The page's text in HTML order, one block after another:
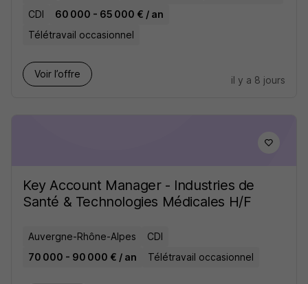
CDI
60 000 - 65 000 € / an
Télétravail occasionnel
Voir l’offre
il y a 8 jours
Key Account Manager - Industries de
Santé & Technologies Médicales H/F
Auvergne-Rhône-Alpes
CDI
70 000 - 90 000 € / an
Télétravail occasionnel